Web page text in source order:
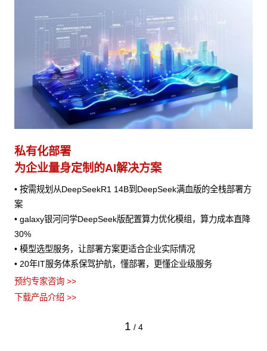
私有化部署
为企业量身定制的AI解决方案
• 按需规划从DeepSeekR1 14B到DeepSeek满血版的全栈部署方
案
• galaxy银河问学DeepSeek版配置算力优化模组，算力成本直降
30%
• 模型选型服务，让部署方案更适合企业实际情况
• 20年IT服务体系保驾护航，懂部署，更懂企业级服务
预约专家咨询 >>
下载产品介绍 >>
1 / 4